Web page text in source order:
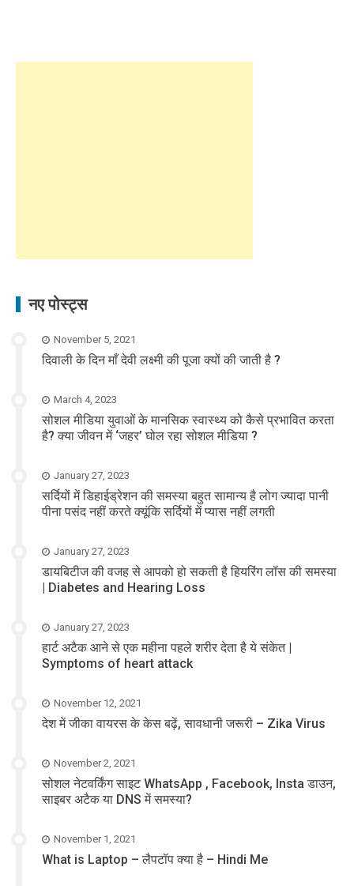
नए पोस्ट्स
November 5, 2021
दिवाली के दिन माँ देवी लक्ष्मी की पूजा क्यों की जाती है ?
March 4, 2023
सोशल मीडिया युवाओं के मानसिक स्वास्थ्य को कैसे प्रभावित करता
है? क्या जीवन में ‘जहर’ घोल रहा सोशल मीडिया ?
January 27, 2023
सर्दियों में डिहाईड्रेशन की समस्या बहुत सामान्य है लोग ज्यादा पानी
पीना पसंद नहीं करते क्यूंकि सर्दियों में प्यास नहीं लगती
January 27, 2023
डायबिटीज की वजह से आपको हो सकती है हियरिंग लॉस की समस्या
| Diabetes and Hearing Loss
January 27, 2023
हार्ट अटैक आने से एक महीना पहले शरीर देता है ये संकेत |
Symptoms of heart attack
November 12, 2021
देश में जीका वायरस के केस बढ़ें, सावधानी जरूरी – Zika Virus
November 2, 2021
सोशल नेटवर्किंग साइट WhatsApp , Facebook, Insta डाउन,
साइबर अटैक या DNS में समस्या?
November 1, 2021
What is Laptop – लैपटॉप क्या है – Hindi Me